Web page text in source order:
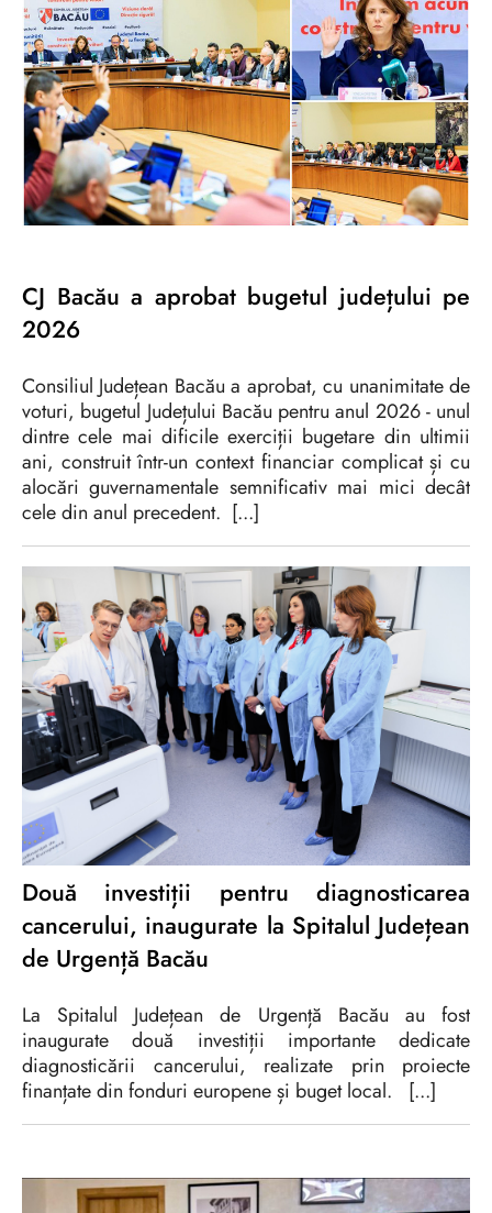
CJ Bacău a aprobat bugetul județului pe
2026
Consiliul Județean Bacău a aprobat, cu unanimitate de
voturi, bugetul Județului Bacău pentru anul 2026 - unul
dintre cele mai dificile exerciții bugetare din ultimii
ani, construit într-un context financiar complicat și cu
alocări guvernamentale semnificativ mai mici decât
cele din anul precedent. [...]
Două investiții pentru diagnosticarea
cancerului, inaugurate la Spitalul Județean
de Urgență Bacău
La Spitalul Județean de Urgență Bacău au fost
inaugurate două investiții importante dedicate
diagnosticării cancerului, realizate prin proiecte
finanțate din fonduri europene și buget local. [...]